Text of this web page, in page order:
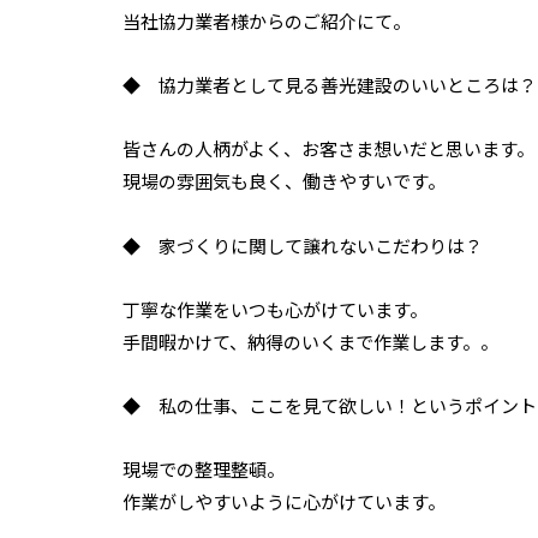
当社協力業者様からのご紹介にて。
◆ 協力業者として見る善光建設のいいところは？
皆さんの人柄がよく、お客さま想いだと思います。
現場の雰囲気も良く、働きやすいです。
◆ 家づくりに関して譲れないこだわりは？
丁寧な作業をいつも心がけています。
手間暇かけて、納得のいくまで作業します。。
◆ 私の仕事、ここを見て欲しい！というポイン
現場での整理整頓。
作業がしやすいように心がけています。